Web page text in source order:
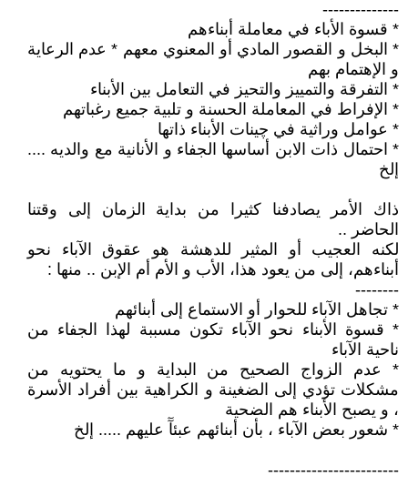
--------------
* قسوة الأباء في معاملة أبناءهم
* البخل و القصور المادي أو المعنوي معهم * عدم الرعاية
و الإهتمام بهم
* التفرقة والتمييز والتحيز في التعامل بين الأبناء
* الإفراط في المعاملة الحسنة و تلبية جميع رغباتهم
* عوامل وراثية في چينات الأبناء ذاتها
* احتمال ذات الابن أساسها الجفاء و الأنانية مع والديه ....
إلخ
ذاك الأمر يصادفنا كثيرا من بداية الزمان إلى وقتنا
الحاضر ..
لكنه العجيب أو المثير للدهشة هو عقوق الآباء نحو
أبناءهم، إلى من يعود هذا، الأب و الأم أم الإبن .. منها :
--------
* تجاهل الآباء للحوار أو الاستماع إلى أبنائهم
* قسوة الأبناء نحو الآباء تكون مسببة لهذا الجفاء من
ناحية الآباء
* عدم الزواج الصحيح من البداية و ما يحتويه من
مشكلات تؤدي إلى الضغينة و الكراهية بين أفراد الأسرة
، و يصبح الأبناء هم الضحية
* شعور بعض الآباء ، بأن أبنائهم عبئآٓ عليهم ..... إلخ
------------------------